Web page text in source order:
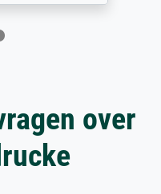
over